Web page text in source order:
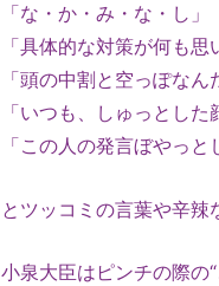
「な・か・み・な・し」
「具体的な対策が何も思
「頭の中割と空っぽな
「いつも、しゅっとした
「この人の発言ぼやっ
とツッコミの言葉や辛辣
小泉大臣はピンチの際の